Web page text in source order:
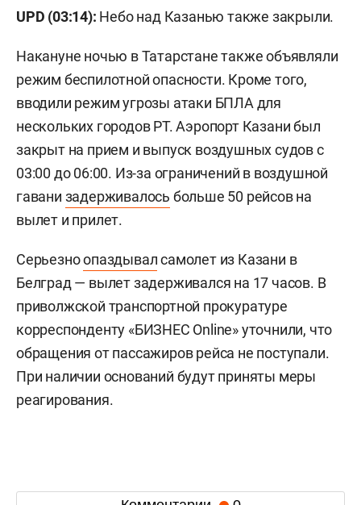
UPD (03:14): Небо над Казанью также закрыли.
Накануне ночью в Татарстане также объявляли
режим беспилотной опасности. Кроме того,
вводили режим угрозы атаки БПЛА для
нескольких городов РТ. Аэропорт Казани был
закрыт на прием и выпуск воздушных судов с
03:00 до 06:00. Из-за ограничений в воздушной
гавани задерживалось больше 50 рейсов на
вылет и прилет.
Серьезноопаздывалсамолет из Казани в
Белград — вылет задерживался на 17 часов. В
приволжской транспортной прокуратуре
корреспонденту «БИЗНЕС Online» уточнили, что
обращения от пассажиров рейса не поступали.
При наличии оснований будут приняты меры
реагирования.